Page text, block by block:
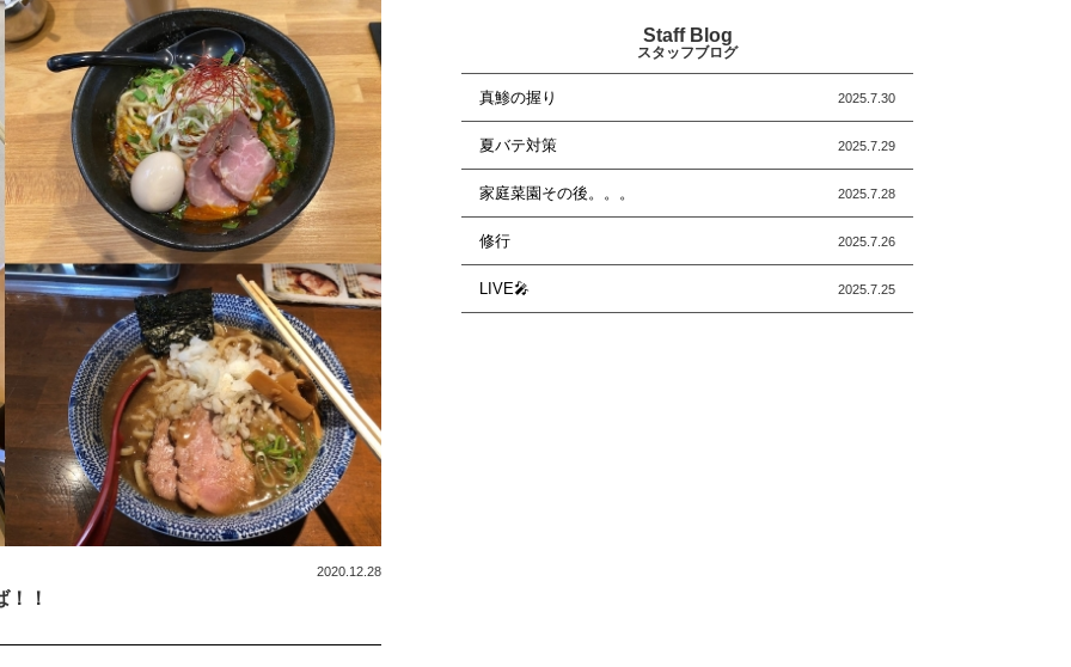
！
2020.12.28
Staff Blog
スタッフブログ
真鯵の握り 2025.7.30
夏バテ対策 2025.7.29
家庭菜園その後。。。 2025.7.28
修行 2025.7.26
LIVE🎤 2025.7.25